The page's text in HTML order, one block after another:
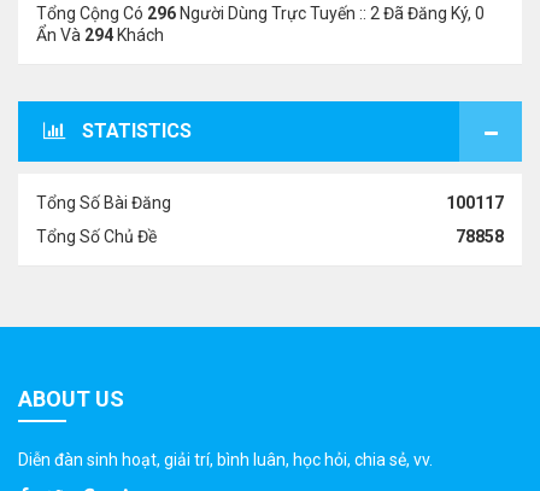
Tổng Cộng Có 296 Người Dùng Trực Tuyến :: 2 Đã Đăng Ký, 0
Ẩn Và 294 Khách
STATISTICS
Tổng Số Bài Đăng
100117
Tổng Số Chủ Đề
78858
ABOUT US
Diễn đàn sinh hoạt, giải trí, bình luân, học hỏi, chia sẻ, vv.